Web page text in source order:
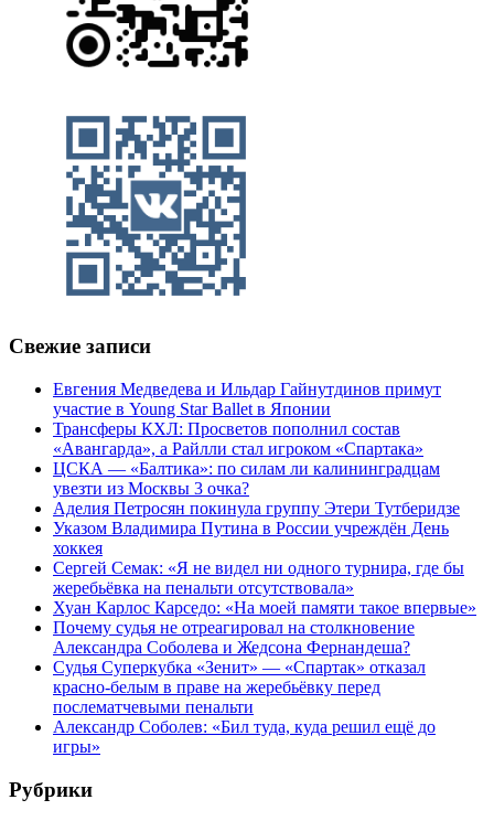
Свежие записи
Евгения Медведева и Ильдар Гайнутдинов примут
участие в Young Star Ballet в Японии
Трансферы КХЛ: Просветов пополнил состав
«Авангарда», а Райлли стал игроком «Спартака»
ЦСКА — «Балтика»: по силам ли калининградцам
увезти из Москвы 3 очка?
Аделия Петросян покинула группу Этери Тутберидзе
Указом Владимира Путина в России учреждён День
хоккея
Сергей Семак: «Я не видел ни одного турнира, где бы
жеребьёвка на пенальти отсутствовала»
Хуан Карлос Карседо: «На моей памяти такое впервые»
Почему судья не отреагировал на столкновение
Александра Соболева и Жедсона Фернандеша?
Судья Суперкубка «Зенит» — «Спартак» отказал
красно-белым в праве на жеребьёвку перед
послематчевыми пенальти
Александр Соболев: «Бил туда, куда решил ещё до
игры»
Рубрики